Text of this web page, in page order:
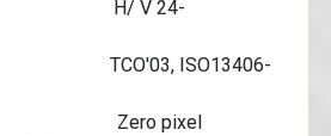
H/ V 24-
ISO13406-
pixel